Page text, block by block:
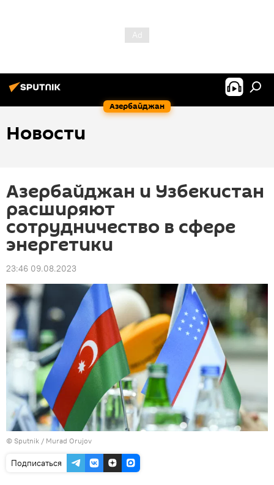
Азербайджан
Новости
Азербайджан и Узбекистан
расширяют
сотрудничество в сфере
энергетики
23:46 09.08.2023
© Sputnik / Murad Orujov
Подписаться